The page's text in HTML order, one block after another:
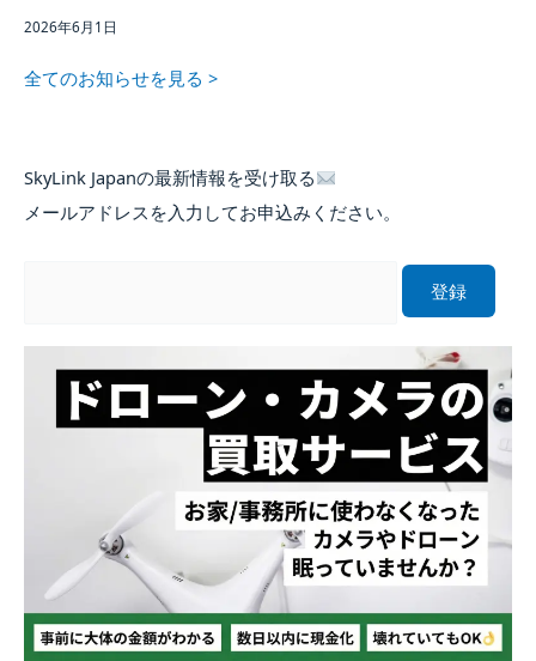
2026年6月1日
全てのお知らせを見る >
SkyLink Japanの最新情報を受け取る
メールアドレスを入力してお申込みください。